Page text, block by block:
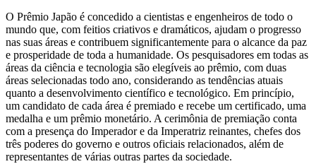
O Prêmio Japão é concedido a cientistas e engenheiros de todo o
mundo que, com feitios criativos e dramáticos, ajudam o progresso
nas suas áreas e contribuem significantemente para o alcance da paz
e prosperidade de toda a humanidade. Os pesquisadores em todas as
áreas da ciência e tecnologia são elegíveis ao prêmio, com duas
áreas selecionadas todo ano, considerando as tendências atuais
quanto a desenvolvimento científico e tecnológico. Em princípio,
um candidato de cada área é premiado e recebe um certificado, uma
medalha e um prêmio monetário. A cerimônia de premiação conta
com a presença do Imperador e da Imperatriz reinantes, chefes dos
três poderes do governo e outros oficiais relacionados, além de
representantes de várias outras partes da sociedade.